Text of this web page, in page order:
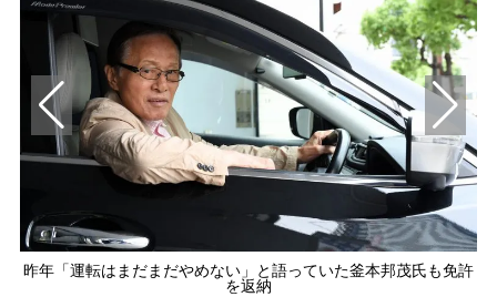
昨年「運転はまだまだやめない」と語っていた釜本邦茂氏も免許
を返納